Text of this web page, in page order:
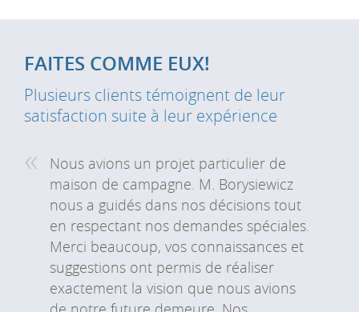
FAITES COMME EUX!
Plusieurs clients témoignent de leur
satisfaction suite à leur expérience
Nous avions un projet particulier de
maison de campagne. M. Borysiewicz
nous a guidés dans nos décisions tout
en respectant nos demandes spéciales.
Merci beaucoup, vos connaissances et
suggestions ont permis de réaliser
exactement la vision que nous avions